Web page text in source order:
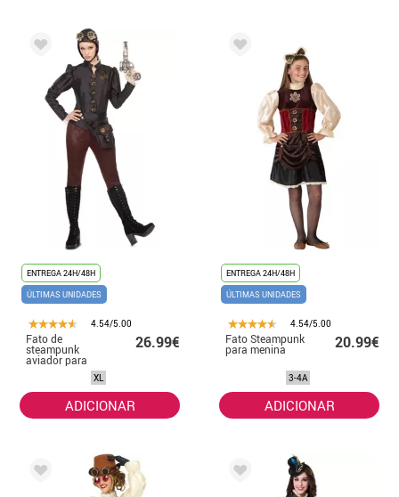
ENTREGA 24H/48H
ÚLTIMAS UNIDADES
4.54/5.00
Fato de
steampunk
aviador para
26.99€
XL
ADICIONAR
ENTREGA 24H/48H
ÚLTIMAS UNIDADES
4.54/5.00
Fato Steampunk
para menina 20.99€
3-4A
ADICIONAR